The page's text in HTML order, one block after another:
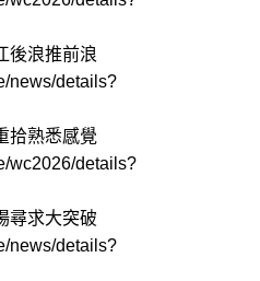
後浪推前浪
news/details?
拾熟悉感覺
wc2026/details?
尋求大突破
news/details?